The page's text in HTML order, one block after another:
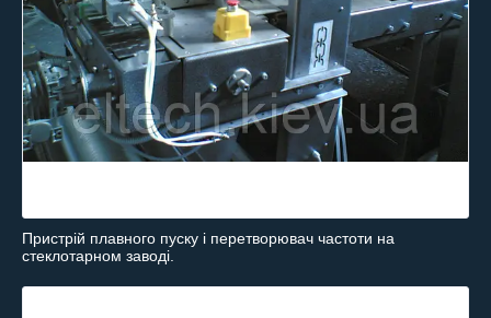
Пристрій плавного пуску і перетворювач частоти на
стеклотарном заводі.